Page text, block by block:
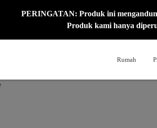
PERINGATAN: Produk ini
Produk kami hanya
Rumah